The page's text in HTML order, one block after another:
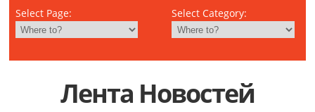
Select Page: Select Category:
Лента Новостей